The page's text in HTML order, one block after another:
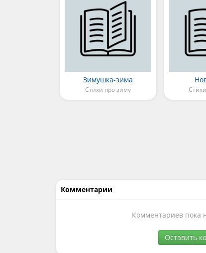
Зимушка-зима
Стихи про зиму
Комментарии
Комментариев пока
Оставить